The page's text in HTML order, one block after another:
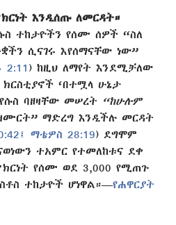
እንዲሰጡ ለመርዳት።
ተከታዮችን የሰሙ ሰዎች “ስለ
ሲናገሩ እየሰማናቸው ነው”
) ከዚህ ለማየት እንደሚቻለው
‘በተሟላ ሁኔታ
ባዘዛቸው መሠረት
“ከሁሉም
ማድረግ እንዲችሉ መርዳት
ማቴዎስ 28:19) ደግሞም
ተአምር የተመለከቱና ደቀ
የሰሙ ወደ 3,000 የሚጠጉ
ተከታዮች ሆነዋል።—የሐዋርያት